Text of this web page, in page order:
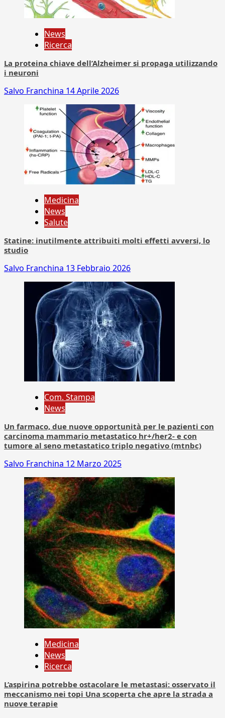
News
Ricerca
La proteina chiave dell’Alzheimer si propaga utilizzando
i neuroni
Salvo Franchina 14 Aprile 2026
Medicina
News
Salute
Statine: inutilmente attribuiti molti effetti avversi, lo
studio
Salvo Franchina 13 Febbraio 2026
Com. Stampa
News
Un farmaco, due nuove opportunità per le pazienti con
carcinoma mammario metastatico hr+/her2- e con
tumore al seno metastatico triplo negativo (mtnbc)
Salvo Franchina 12 Marzo 2025
Medicina
News
Ricerca
L’aspirina potrebbe ostacolare le metastasi: osservato il
meccanismo nei topi Una scoperta che apre la strada a
nuove terapie